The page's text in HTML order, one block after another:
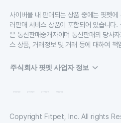
사이버몰 내 판매되는 상품 중에는 핏펫
러판매 서비스 상품이 포함되어 있습니다
은 통신판매중개자이며 통신판매의 당사
스 상품, 거래정보 및 거래 등에 대하여 책
주식회사 핏펫 사업자 정보
Copyright Fitpet, Inc. All rights